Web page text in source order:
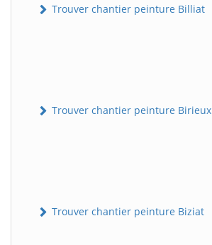
Trouver chantier peinture Billiat
Trouver chantier peinture Birieux
Trouver chantier peinture Biziat